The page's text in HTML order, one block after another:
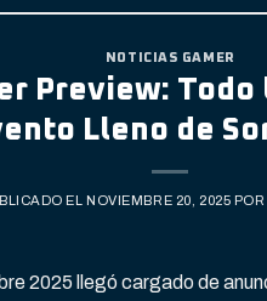
NOTICIAS GAMER
Preview: Todo
Lleno de
EL NOVIEMBRE 20, 2025 POR
2025 llegó cargado de